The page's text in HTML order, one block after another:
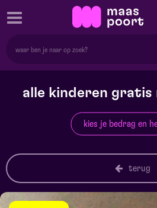
alle kinderen
kies je bedrag en
terug